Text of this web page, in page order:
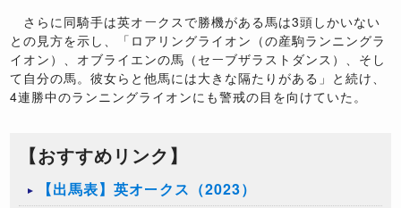
さらに同騎手は英オークスで勝機がある馬は3頭しかいない
との見方を示し、「ロアリングライオン（の産駒ランニングラ
イオン）、オブライエンの馬（セーブザラストダンス）、そし
て自分の馬。彼女らと他馬には大きな隔たりがある」と続け、
4連勝中のランニングライオンにも警戒の目を向けていた。
【おすすめリンク】
【出馬表】英オークス（2023）